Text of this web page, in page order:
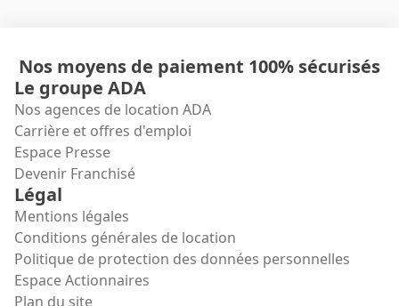
Nos moyens de paiement 100% sécurisés
Le groupe ADA
Nos agences de location ADA
Carrière et offres d'emploi
Espace Presse
Devenir Franchisé
Légal
Mentions légales
Conditions générales de location
Politique de protection des données personnelles
Espace Actionnaires
Plan du site